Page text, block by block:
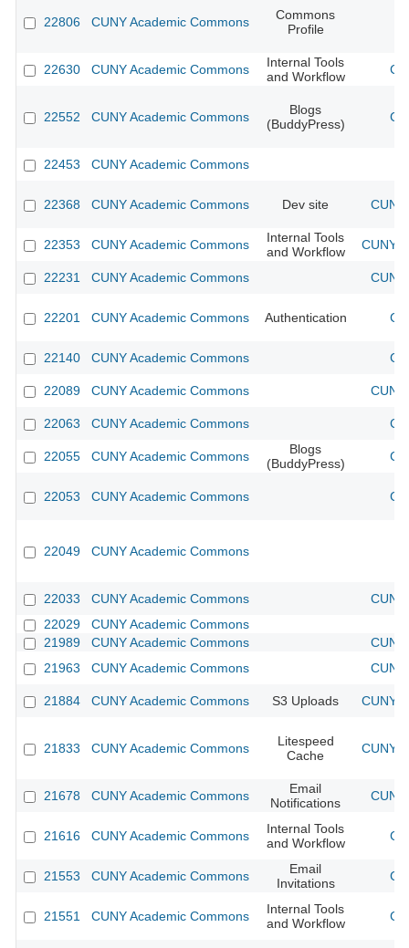
22806 CUNY Academic Commons
Commons
Profile
22630 CUNY Academic Commons
Internal Tools
and Workflow
22552 CUNY Academic Commons
Blogs
(BuddyPress)
22453 CUNY Academic Commons
22368 CUNY Academic Commons Dev site
22353 CUNY Academic Commons
Internal Tools
and Workflow
CUNY
22231 CUNY Academic Commons
22201 CUNY Academic Commons Authentication
22140 CUNY Academic Commons
22089 CUNY Academic Commons
22063 CUNY Academic Commons
22055 CUNY Academic Commons
Blogs
(BuddyPress)
22053 CUNY Academic Commons
22049 CUNY Academic Commons
22033 CUNY Academic Commons
22029
CUNY Academic Commons
21989
CUNY Academic Commons
21963
CUNY Academic Commons
21884 CUNY Academic Commons S3 Uploads CUNY
21833 CUNY Academic Commons
Litespeed
Cache
CUNY
21678 CUNY Academic Commons
Email
Notifications
21616 CUNY Academic Commons
Internal Tools
and Workflow
21553 CUNY Academic Commons
Email
Invitations
21551 CUNY Academic Commons
Internal Tools
and Workflow